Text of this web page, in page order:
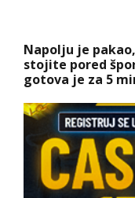
Napolju je
stojite pored
gotova je za 5